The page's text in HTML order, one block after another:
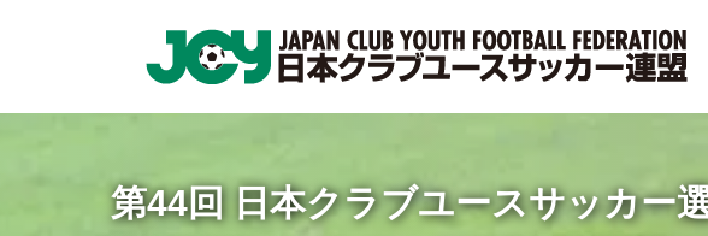
第44回 日本クラブユースサッカー